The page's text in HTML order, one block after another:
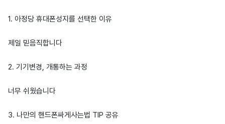
1. 아정당 휴대폰성지를 선택한 이유
제일 믿음직합니다
2. 기기변경, 개통하는 과정
너무 쉬웠습니다
3. 나만의 핸드폰싸게사는법 TIP 공유